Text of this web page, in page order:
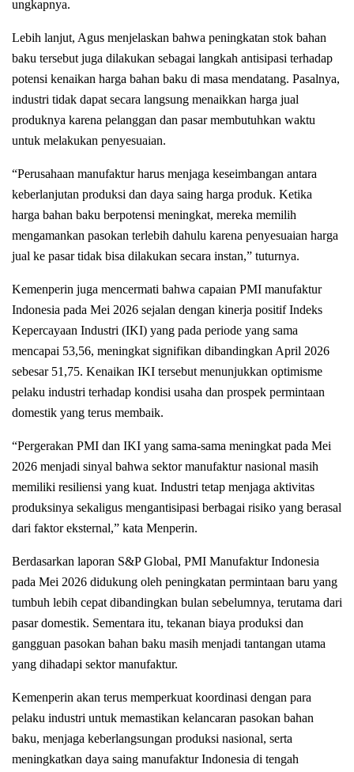
ungkapnya.
Lebih lanjut, Agus menjelaskan bahwa peningkatan stok bahan
baku tersebut juga dilakukan sebagai langkah antisipasi terhadap
potensi kenaikan harga bahan baku di masa mendatang. Pasalnya,
industri tidak dapat secara langsung menaikkan harga jual
produknya karena pelanggan dan pasar membutuhkan waktu
untuk melakukan penyesuaian.
“Perusahaan manufaktur harus menjaga keseimbangan antara
keberlanjutan produksi dan daya saing harga produk. Ketika
harga bahan baku berpotensi meningkat, mereka memilih
mengamankan pasokan terlebih dahulu karena penyesuaian harga
jual ke pasar tidak bisa dilakukan secara instan,” tuturnya.
Kemenperin juga mencermati bahwa capaian PMI manufaktur
Indonesia pada Mei 2026 sejalan dengan kinerja positif Indeks
Kepercayaan Industri (IKI) yang pada periode yang sama
mencapai 53,56, meningkat signifikan dibandingkan April 2026
sebesar 51,75. Kenaikan IKI tersebut menunjukkan optimisme
pelaku industri terhadap kondisi usaha dan prospek permintaan
domestik yang terus membaik.
“Pergerakan PMI dan IKI yang sama-sama meningkat pada Mei
2026 menjadi sinyal bahwa sektor manufaktur nasional masih
memiliki resiliensi yang kuat. Industri tetap menjaga aktivitas
produksinya sekaligus mengantisipasi berbagai risiko yang berasal
dari faktor eksternal,” kata Menperin.
Berdasarkan laporan S&P Global, PMI Manufaktur Indonesia
pada Mei 2026 didukung oleh peningkatan permintaan baru yang
tumbuh lebih cepat dibandingkan bulan sebelumnya, terutama dari
pasar domestik. Sementara itu, tekanan biaya produksi dan
gangguan pasokan bahan baku masih menjadi tantangan utama
yang dihadapi sektor manufaktur.
Kemenperin akan terus memperkuat koordinasi dengan para
pelaku industri untuk memastikan kelancaran pasokan bahan
baku, menjaga keberlangsungan produksi nasional, serta
meningkatkan daya saing manufaktur Indonesia di tengah